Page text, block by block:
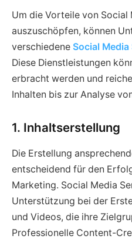
Um die Vorteile von
auszuschöpfen, können
verschiedene Social Media
Diese Dienstleistungen
erbracht werden und
Inhalten bis zur Analyse
1. Inhaltserstellung
Die Erstellung
entscheidend für den
Marketing. Social Media
Unterstützung bei der
und Videos, die ihre
Professionelle Content-